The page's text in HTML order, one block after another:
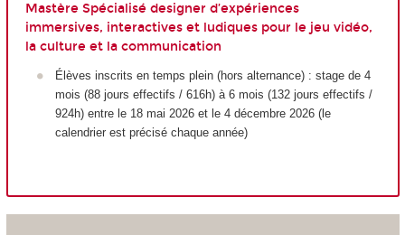
Mastère Spécialisé designer d’expériences
immersives, interactives et ludiques pour le jeu vidéo,
la culture et la communication
Élèves inscrits en temps plein (hors alternance) : stage de 4
mois (88 jours effectifs / 616h) à 6 mois (132 jours effectifs /
924h) entre le 18 mai 2026 et le 4 décembre 2026 (le
calendrier est précisé chaque année)